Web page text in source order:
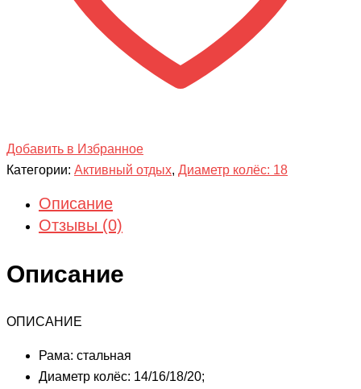
Добавить в Избранное
Категории: Активный отдых, Диаметр колёс: 18
Описание
Отзывы (0)
Описание
ОПИСАНИЕ
Рама: стальная
Диаметр колёс: 14/16/18/20;